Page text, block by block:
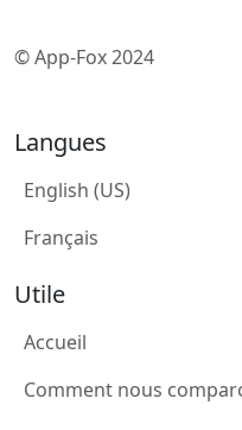
© App-Fox 2024
Langues
English (US)
Français
Utile
Accueil
Comment nous